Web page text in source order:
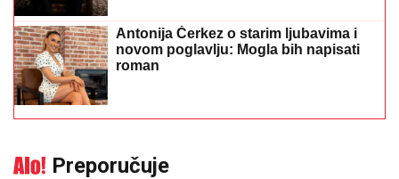
Antonija Čerkez o starim ljubavima i
novom poglavlju: Mogla bih napisati
roman
Preporučuje